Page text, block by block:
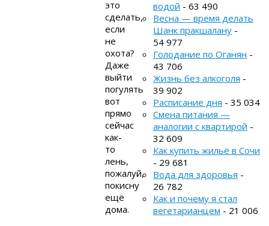
это
сделать,
если
не
охота?
Даже
выйти
погулять
вот
прямо
сейчас
как-
то
лень,
пожалуй,
покисну
ещё
дома.
водой - 63 490
Весна — время делать
Шанк пракшалану -
54 977
Голодание по Оганян -
43 706
Жизнь без алкоголя -
39 902
Расписание дня - 35 034
Смена питания —
аналогии с квартирой -
32 609
Как купить жильё в Сочи
- 29 681
Вода для здоровья -
26 782
Как и почему я стал
вегетарианцем - 21 006